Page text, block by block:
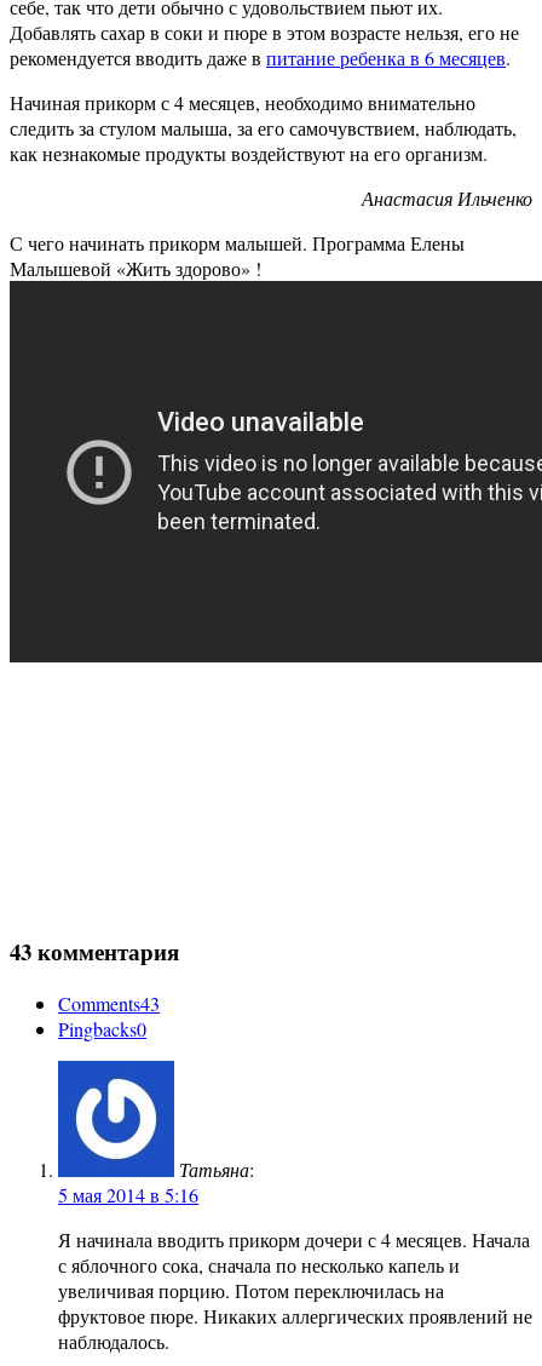
себе, так что дети обычно с удовольствием пьют их.
Добавлять сахар в соки и пюре в этом возрасте нельзя, его не
рекомендуется вводить даже в питание ребенка в 6 месяцев.
Начиная прикорм с 4 месяцев, необходимо внимательно
следить за стулом малыша, за его самочувствием, наблюдать,
как незнакомые продукты воздействуют на его организм.
Анастасия Ильченко
С чего начинать прикорм малышей. Программа Елены
Малышевой «Жить здорово» !
43 комментария
Comments43
Pingbacks0
Татьяна:
5 мая 2014 в 5:16
Я начинала вводить прикорм дочери с 4 месяцев. Начала
с яблочного сока, сначала по несколько капель и
увеличивая порцию. Потом переключилась на
фруктовое пюре. Никаких аллергических проявлений не
наблюдалось.